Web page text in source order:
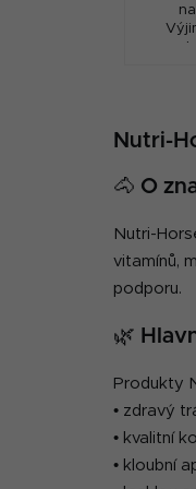
Nutri-
🐴 O
Nutri-
vitamínů,
podporu.
🌿
Produkty
• zdravý
• kvalitní
• kloubní